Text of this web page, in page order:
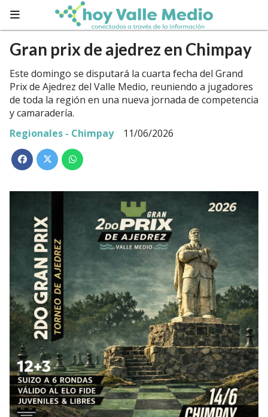
Gran prix de ajedrez en Chimpay
Este domingo se disputará la cuarta fecha del Grand
Prix de Ajedrez del Valle Medio, reuniendo a jugadores
de toda la región en una nueva jornada de competencia
y camaradería.
Regionales - Chimpay
11/06/2026